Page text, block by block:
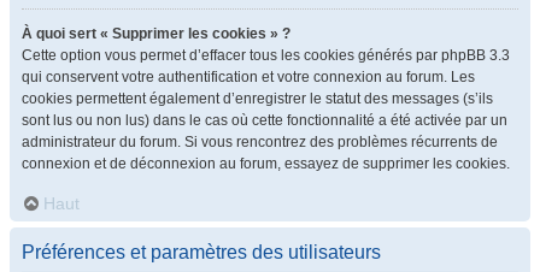
À quoi sert « Supprimer les cookies » ?
Cette option vous permet d’effacer tous les cookies générés par phpBB 3.3
qui conservent votre authentification et votre connexion au forum. Les
cookies permettent également d’enregistrer le statut des messages (s’ils
sont lus ou non lus) dans le cas où cette fonctionnalité a été activée par un
administrateur du forum. Si vous rencontrez des problèmes récurrents de
connexion et de déconnexion au forum, essayez de supprimer les cookies.
Haut
Préférences et paramètres des utilisateurs